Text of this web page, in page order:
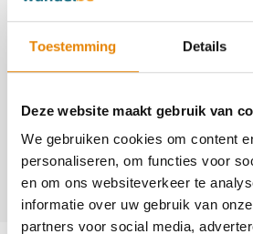
Toestemming Details
Deze website maakt gebruik van
We gebruiken cookies om content
personaliseren, om functies voor
en om ons websiteverkeer te
informatie over uw gebruik van
partners voor social media,
https://www.facebook.com/
Mathieu Bosmans
+32(0)489 46 70 10
info@bos-heikabouters.be